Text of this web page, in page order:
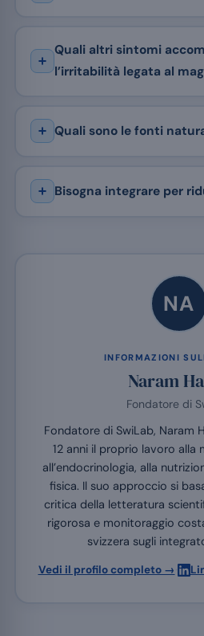
Quali altri sintomi
l’irritabilità legata al
Quali sono le fonti
Bisogna integrare per
NA
INFORMAZIONI
Naram
Fondatore di
Fondatore di SwiLab, Naram
12 anni il proprio lavoro alla
all’endocrinologia, alla
fisica. Il suo approccio si
critica della letteratura
rigorosa e monitoraggio
svizzera sugli
Vedi il profilo completo →